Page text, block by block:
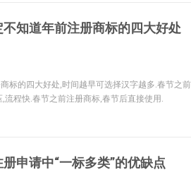
不知道年前注册商标的四大好处
标的四大好处,时间越早可选择汉字越多.春节之
流程快.春节之前注册商标,春节后直接使用.
申请中“一标多类”的优缺点